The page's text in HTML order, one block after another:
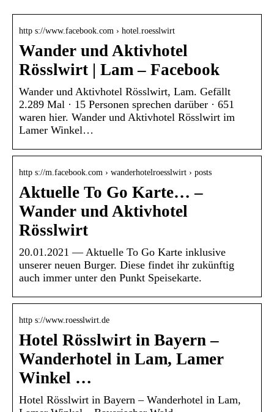
http s://www.facebook.com › hotel.roesslwirt
Wander und Aktivhotel
Rösslwirt | Lam – Facebook
Wander und Aktivhotel Rösslwirt, Lam. Gefällt
2.289 Mal · 15 Personen sprechen darüber · 651
waren hier. Wander und Aktivhotel Rösslwirt im
Lamer Winkel…
http s://m.facebook.com › wanderhotelroesslwirt › posts
Aktuelle To Go Karte… –
Wander und Aktivhotel
Rösslwirt
20.01.2021 — Aktuelle To Go Karte inklusive
unserer neuen Burger. Diese findet ihr zukünftig
auch immer unter den Punkt Speisekarte.
http s://www.roesslwirt.de
Hotel Rösslwirt in Bayern –
Wanderhotel in Lam, Lamer
Winkel …
Hotel Rösslwirt in Bayern – Wanderhotel in Lam,